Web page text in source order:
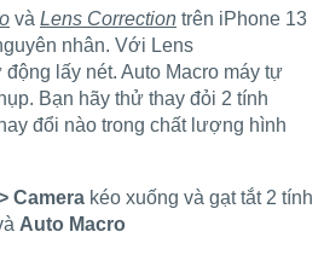
và Lens Correction trên iPhone 13
nhân. Với Lens
lấy nét. Auto Macro máy tự
Bạn hãy thử thay đỏi 2 tính
đổi nào trong chất lượng hình
Camera kéo xuống và gạt tắt 2 tính
Auto Macro